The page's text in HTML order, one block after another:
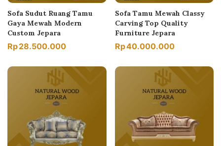
Sofa Sudut Ruang Tamu
Gaya Mewah Modern
Custom Jepara
Rp28.500.000
Sofa Tamu Mewah Classy
Carving Top Quality
Furniture Jepara
Rp40.000.000